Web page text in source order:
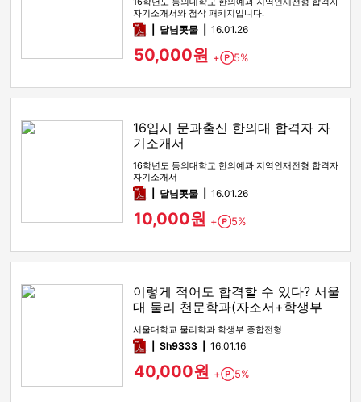
자기소개서와 첨삭 패키지입니다.
pdf달님콧물 16.01.26
50,000원 + Point
5%
16입시 문과출신 한의대 합격자 자
기소개서
16학년도 동의대학교 한의예과 지역인재전형 합격자
자기소개서
pdf달님콧물 16.01.26
10,000원 + Point
5%
이렇게 적어도 합격할 수 있다? 서울
대 물리 천문학과(자소서+학생부
+면접)
서울대학교 물리학과 학생부 종합전형
pdfSh9333 16.01.16
40,000원 + Point
5%